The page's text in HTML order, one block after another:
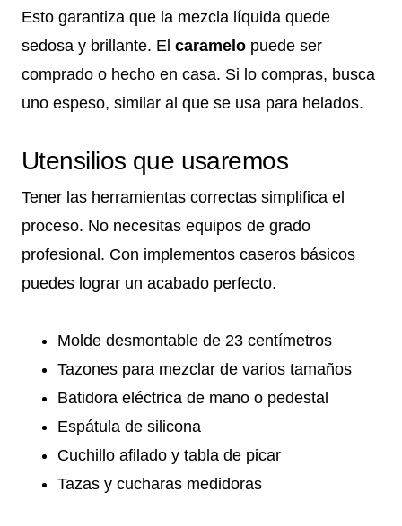
Esto garantiza que la mezcla líquida quede
sedosa y brillante. El caramelo puede ser
comprado o hecho en casa. Si lo compras, busca
uno espeso, similar al que se usa para helados.
Utensilios que usaremos
Tener las herramientas correctas simplifica el
proceso. No necesitas equipos de grado
profesional. Con implementos caseros básicos
puedes lograr un acabado perfecto.
Molde desmontable de 23 centímetros
Tazones para mezclar de varios tamaños
Batidora eléctrica de mano o pedestal
Espátula de silicona
Cuchillo afilado y tabla de picar
Tazas y cucharas medidoras